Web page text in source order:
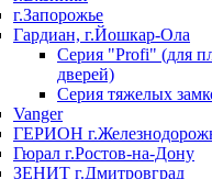
г.Запорожье
Гардиан, г.Йошкар-Ола
Серия "Profi" (для
дверей)
Серия тяжелых
Vanger
ГЕРИОН
Гюрал г.Ростов-на-Дону
ЗЕНИТ г.Дмитровград